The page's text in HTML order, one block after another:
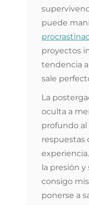
puede
proyectos
tendencia
sale
La
oculta a
profundo al
respuestas
la presión
consigo
ponerse a